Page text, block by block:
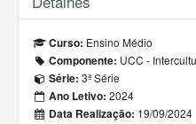
Curso: Ensino Médio
Componente: UCC -
Série: 3ª Série
Ano Letivo: 2024
Data Realização: 19/09/2024